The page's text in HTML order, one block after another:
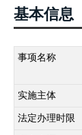
基本信息
事项名称
实施主体
法定办理时限